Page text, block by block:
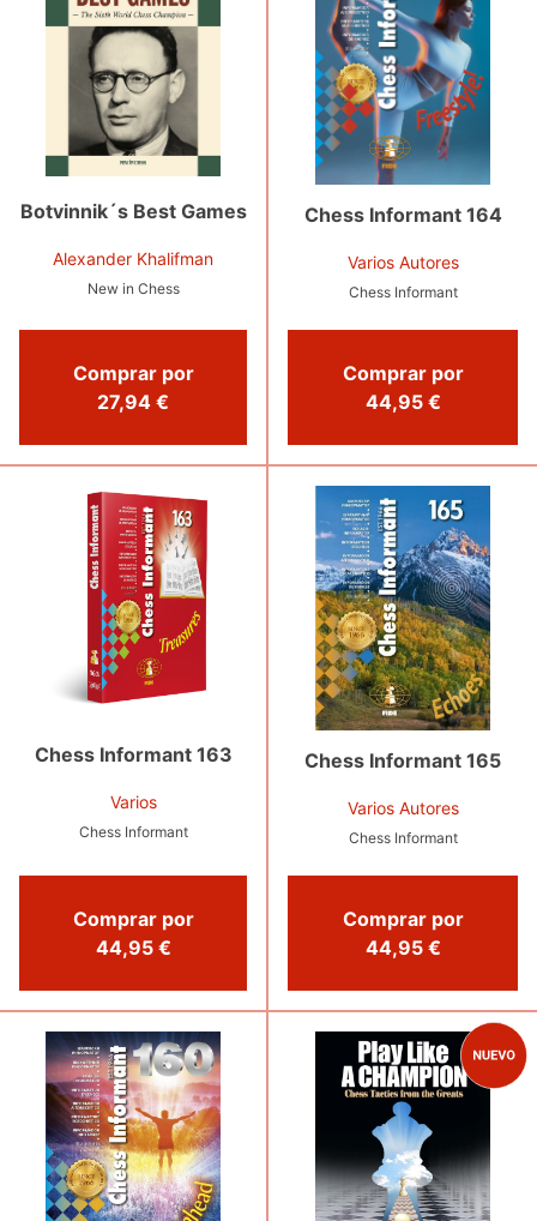
Botvinnik´s Best Games
Alexander Khalifman
New in Chess
Comprar por
27,94 €
Chess Informant 164
Varios Autores
Chess Informant
Comprar por
44,95 €
Chess Informant 163
Varios
Chess Informant
Comprar por
44,95 €
Chess Informant 165
Varios Autores
Chess Informant
Comprar por
44,95 €